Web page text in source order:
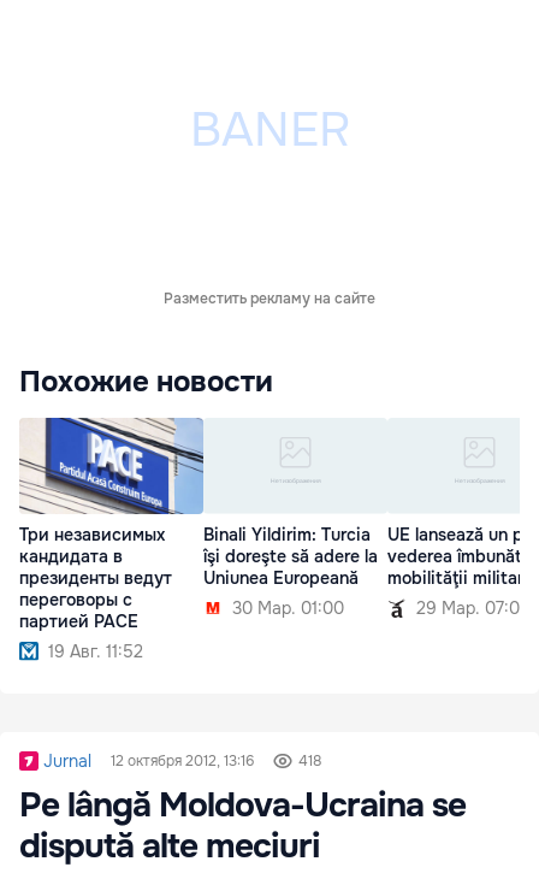
Разместить рекламу на сайте
Похожие новости
Три независимых
кандидата в
президенты ведут
переговоры с
партией PACE
19 Авг. 11:52
Binali Yildirim: Turcia
îşi doreşte să adere la
Uniunea Europeană
30 Мар. 01:00
UE lansează un
vederea
mobilităţii militare
29 Мар. 07:00
Jurnal 12 октября 2012, 13:16 418
Pe lângă Moldova-Ucraina se
dispută alte meciuri